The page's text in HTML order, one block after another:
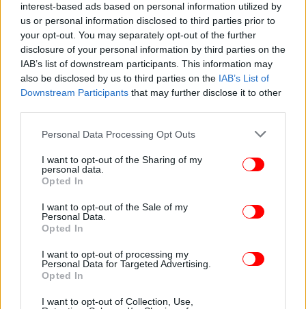
interest-based ads based on personal information utilized by
us or personal information disclosed to third parties prior to
your opt-out. You may separately opt-out of the further
disclosure of your personal information by third parties on the
IAB’s list of downstream participants. This information may
also be disclosed by us to third parties on the IAB’s List of
Downstream Participants that may further disclose it to other
Please note that this website/app uses one or more Google
not limited to your visit or usage behaviour. You may click to
grant or deny consent to Google and its third-party tags to
use your data for below specified purposes in below Google
consent section.
Personal Data Processing Opt Outs
I want to opt-out of the Sharing of my
personal data.
Opted In
I want to opt-out of the Sale of my
Personal Data.
Opted In
I want to opt-out of processing my
Personal Data for Targeted Advertising.
Opted In
I want to opt-out of Collection, Use,
ΚΟΣΜΟΣ 25/10/2017 18:02
Αντιπρόεδρος Καταλονίας: Η Μαδρίτη δεν μας
δίνει άλλη επιλογή παρά να ανακηρύξουμε μια
νέα δημοκρατία
Ισπανική κυβέρνηση: Ο Πουτζδεμόντ θα